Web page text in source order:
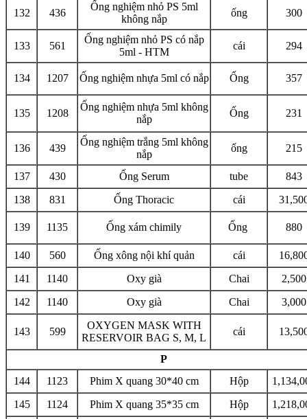
132 436
Ống nghiệm nhỏ PS 5ml
không nắp
ống 300
133 561
Ống nghiệm nhỏ PS có nắp
5ml - HTM
cái 294
134 1207 Ống nghiệm nhựa 5ml có nắp Ống 357
135 1208
Ống nghiệm nhựa 5ml không
nắp
Ống 231
136 439
Ống nghiệm trắng 5ml không
nắp
ống 215
137 430 Ống Serum tube
843
138
831 Ống Thoracic cái
139 1135 Ống xám chimily Ống 880
140 560 Ống xông nội khí quản cái
141
1140 Oxy già Chai
2,500
142
1140 Oxy già Chai 3,000
143 599
OXYGEN MASK WITH
RESERVOIR BAG S, M, L
cái
P
144
1123 Phim X quang 30*40 cm Hộp
145
1124 Phim X quang 35*35 cm Hộp